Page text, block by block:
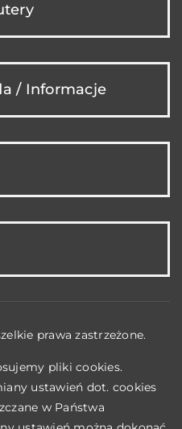
/ Informacje
prawa zastrzeżone.
pliki cookies.
ustawień dot. cookies
w Państwa